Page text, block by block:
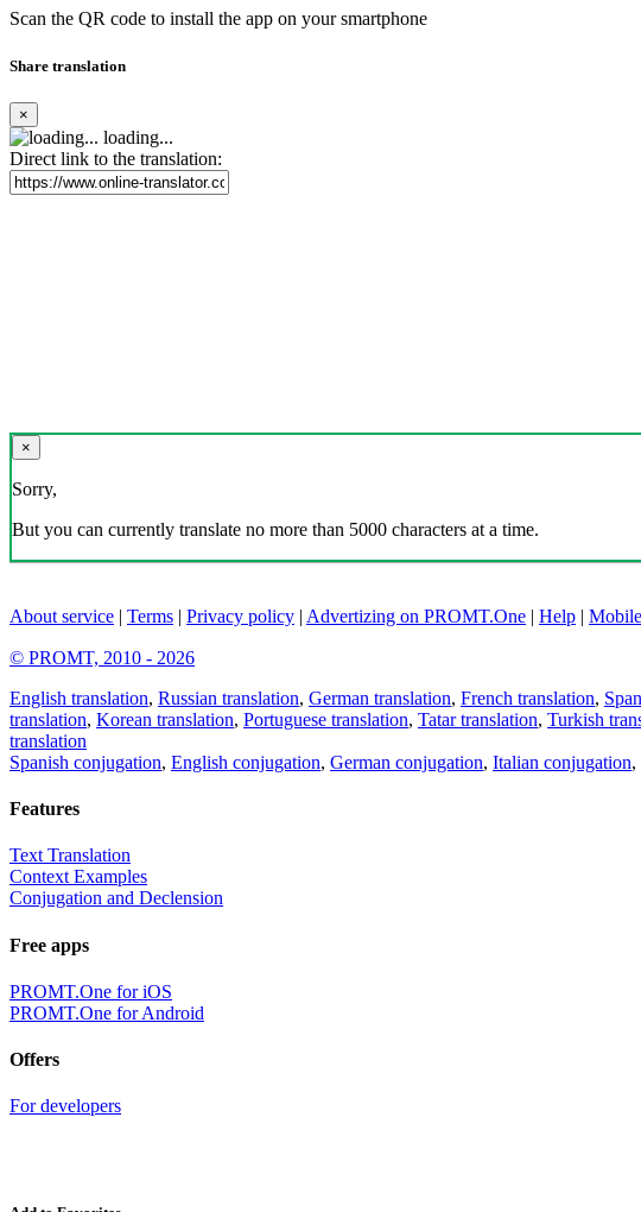
Scan the QR code to install the app on your smartphone
Share translation
×
loading...
Direct link to the translation:
×
Sorry,
But you can currently translate no more than 5000 characters at a time.
About service | Terms | Privacy policy | Advertizing on PROMT.One | Help |
© PROMT, 2010 - 2026
English translation, Russian translation, German translation, French translation,
translation, Korean translation, Portuguese translation, Tatar translation, Turkish
translation
Spanish conjugation, English conjugation, German conjugation, Italian conjugation,
Features
Text Translation
Context Examples
Conjugation and Declension
Free apps
PROMT.One for iOS
PROMT.One for Android
Offers
For developers